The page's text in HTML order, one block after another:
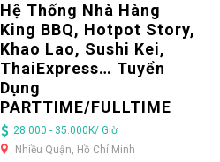
Hệ Thống Nhà Hàng
King BBQ, Hotpot Story,
Khao Lao, Sushi Kei,
ThaiExpress… Tuyển
Dụng
PARTTIME/FULLTIME
28.000 - 35.000K/ Giờ
Nhiều Quận, Hồ Chí Minh